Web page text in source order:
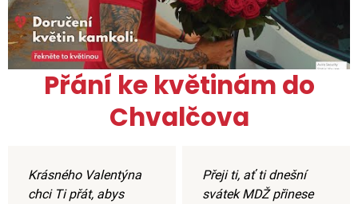
Přání ke květinám do
Chvalčova
Krásného Valentýna
chci Ti přát, abys
Přeji ti, ať ti dnešní
svátek MDŽ přinese